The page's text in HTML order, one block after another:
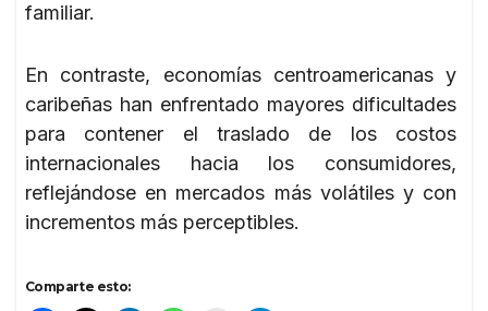
familiar.
En contraste, economías centroamericanas y
caribeñas han enfrentado mayores dificultades
para contener el traslado de los costos
internacionales hacia los consumidores,
reflejándose en mercados más volátiles y con
incrementos más perceptibles.
Comparte esto: